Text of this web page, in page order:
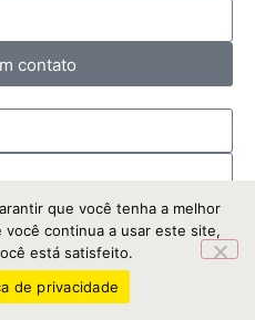
contato
que você tenha a melhor
continua a usar este site,
está satisfeito.
de privacidade